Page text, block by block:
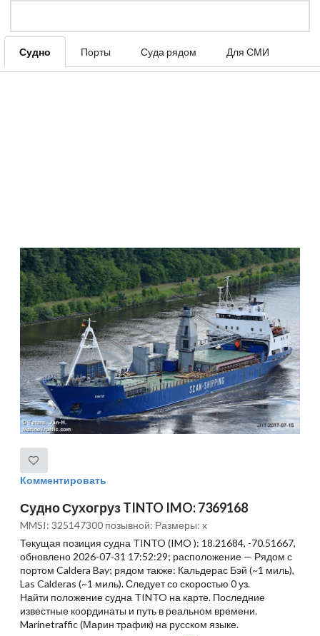
Судно Порты Суда рядом Для СМИ
Комментировать
Судно Сухогруз TINTO IMO: 7369168
MMSI: 325147300 позывной: Размеры: x
Текущая позиция судна TINTO (IMO ): 18.21684, -70.51667,
обновлено 2026-07-31 17:52:29; расположение — Рядом с
портом Caldera Bay; рядом также: Кальдерас Бэй (~1 миль),
Las Calderas (~1 миль). Следует со скоростью 0 уз.
Найти положение судна TINTO на карте. Последние
известные координаты и путь в реальном времени.
Marinetraffic (Марин трафик) на русском языке.